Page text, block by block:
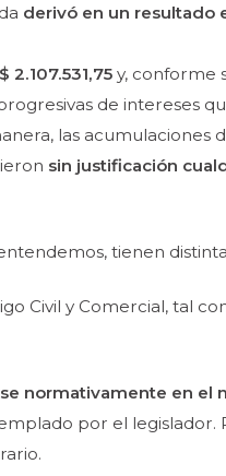
derivó en un resultado
y, conforme
de intereses
las acumulaciones
sin justificación
tienen
Civil y Comercial, tal
normativamente en el
por el legislador.